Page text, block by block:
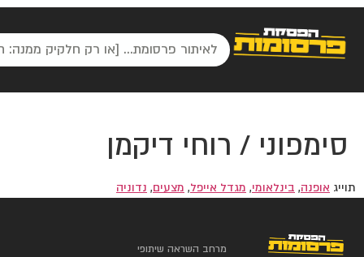
סימפוני / רוחי דיקמן
תוייג אופנה, בינלאומי, מגדל אייפל, מצעים, נדוניה
מרחב השראה שיתופי